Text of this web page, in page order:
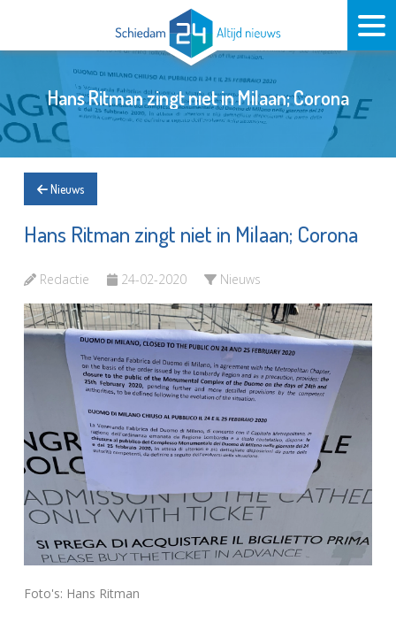
Hans Ritman zingt niet in Milaan; Corona
Nieuws
Hans Ritman zingt niet in Milaan; Corona
Redactie 24-02-2020 Nieuws
Foto's: Hans Ritman